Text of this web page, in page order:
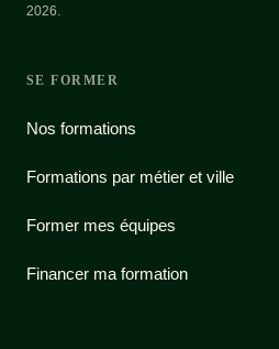
2026.
SE FORMER
Nos formations
Formations par métier et ville
Former mes équipes
Financer ma formation